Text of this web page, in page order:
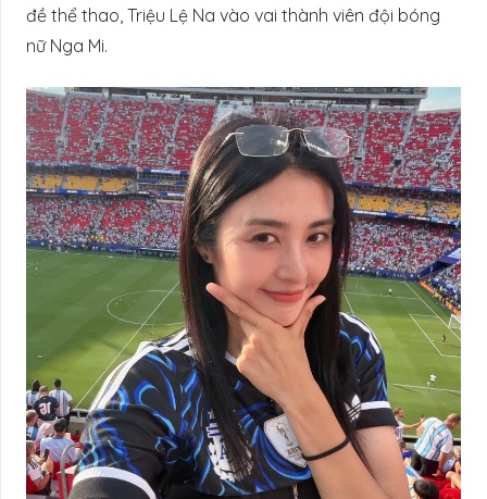
đề thể thao, Triệu Lệ Na vào vai thành viên đội bóng
nữ Nga Mi.